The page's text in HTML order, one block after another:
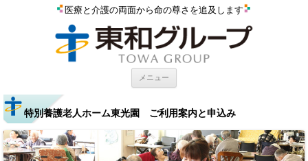
医療と介護の両面から命の尊さを追及します
メニュー
特別養護老人ホーム東光園 ご利用案内と申込み